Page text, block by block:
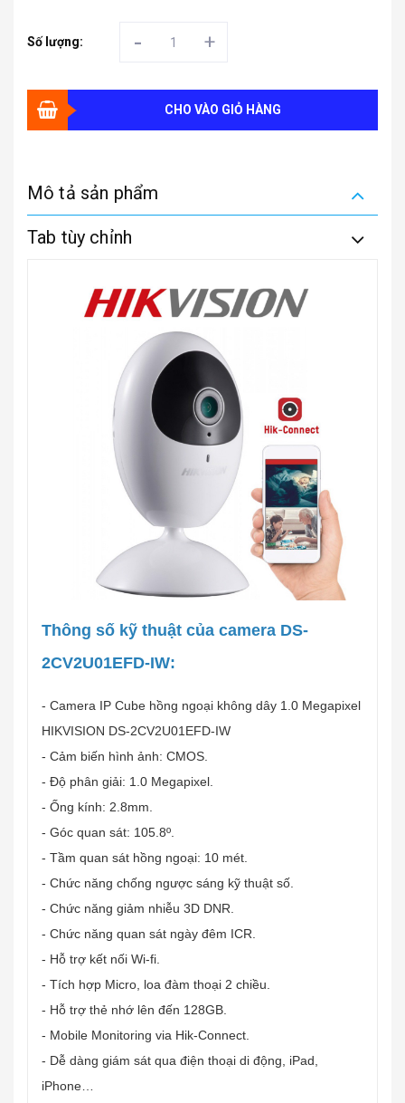
Số lượng: - +
CHO VÀO GIỎ HÀNG
Mô tả sản phẩm
Tab tùy chỉnh
Thông số kỹ thuật của camera DS-
2CV2U01EFD-IW:
- Camera IP Cube hồng ngoại không dây 1.0 Megapixel
HIKVISION DS-2CV2U01EFD-IW
- Cảm biến hình ảnh: CMOS.
- Độ phân giải: 1.0 Megapixel.
- Ống kính: 2.8mm.
- Góc quan sát: 105.8º.
- Tầm quan sát hồng ngoại: 10 mét.
- Chức năng chống ngược sáng kỹ thuật số.
- Chức năng giảm nhiễu 3D DNR.
- Chức năng quan sát ngày đêm ICR.
- Hỗ trợ kết nối Wi-fi.
- Tích hợp Micro, loa đàm thoại 2 chiều.
- Hỗ trợ thẻ nhớ lên đến 128GB.
- Mobile Monitoring via Hik-Connect.
- Dễ dàng giám sát qua điện thoại di động, iPad,
iPhone…